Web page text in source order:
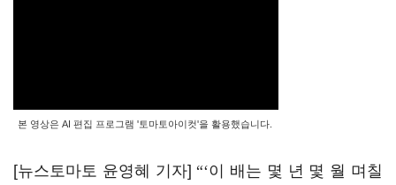
본 영상은 AI 편집 프로그램 '토마토아이컷'을 활용했습니다.
[뉴스토마토 윤영혜 기자] “‘이 배는 몇 년 몇 월 며칠